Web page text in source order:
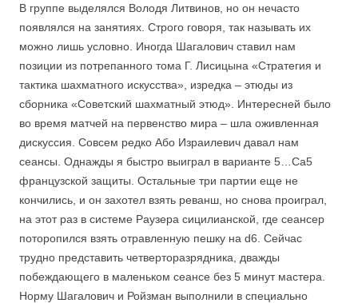
В группе выделялся Володя Литвинов, но он нечасто
появлялся на занятиях. Строго говоря, так называть их
можно лишь условно. Иногда Шагалович ставил нам
позиции из потрепанного тома Г. Лисицына «Стратегия и
тактика шахматного искусства», изредка – этюды из
сборника «Советский шахматный этюд». Интересней было
во время матчей на первенство мира – шла оживленная
дискуссия. Совсем редко Або Израилевич давал нам
сеансы. Однажды я быстро выиграл в варианте 5…Са5
французской защиты. Остальные три партии еще не
кончились, и он захотел взять реванш, но снова проиграл,
на этот раз в системе Раузера сицилианской, где сеансер
поторопился взять отравленную пешку на d6. Сейчас
трудно представить четверторазрядника, дважды
побеждающего в маленьком сеансе без 5 минут мастера.
Норму Шагалович и Ройзман выполнили в специально